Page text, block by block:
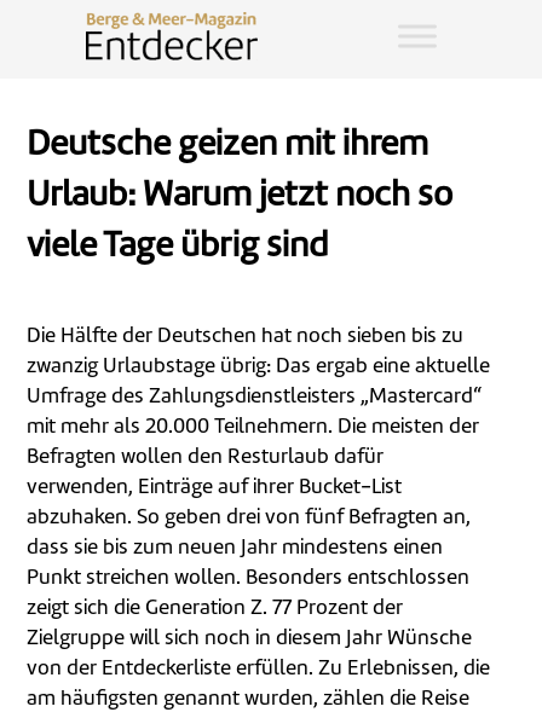
Deutsche geizen mit ihrem
Urlaub: Warum jetzt noch so
viele Tage übrig sind
Die Hälfte der Deutschen hat noch sieben bis zu
zwanzig Urlaubstage übrig: Das ergab eine aktuelle
Umfrage des Zahlungsdienstleisters „Mastercard“
mit mehr als 20.000 Teilnehmern. Die meisten der
Befragten wollen den Resturlaub dafür
verwenden, Einträge auf ihrer Bucket-List
abzuhaken. So geben drei von fünf Befragten an,
dass sie bis zum neuen Jahr mindestens einen
Punkt streichen wollen. Besonders entschlossen
zeigt sich die Generation Z. 77 Prozent der
Zielgruppe will sich noch in diesem Jahr Wünsche
von der Entdeckerliste erfüllen. Zu Erlebnissen, die
am häufigsten genannt wurden, zählen die Reise